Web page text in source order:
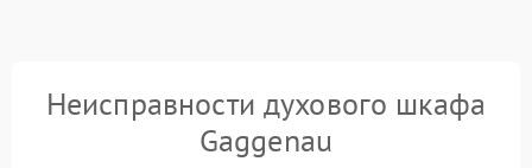
Неисправности духового шкафа
Gaggenau